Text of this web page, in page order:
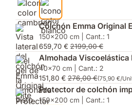
sin
esfuerzo.
la
presión
y
funda
hipoalergénica¹
Protector
de
Colchón
Impermeable
GRATIS
valorado
hasta
159,90€.
Colchón Emma Original
150x200 cm | Cant.: 1
659,70 € 2199,00 €
Almohada Viscoelástica
40x70 cm | Cant.: 2
151,80 € 276,00 €(75,90 €/
Protector de colchón
150x200 cm | Cant.: 1